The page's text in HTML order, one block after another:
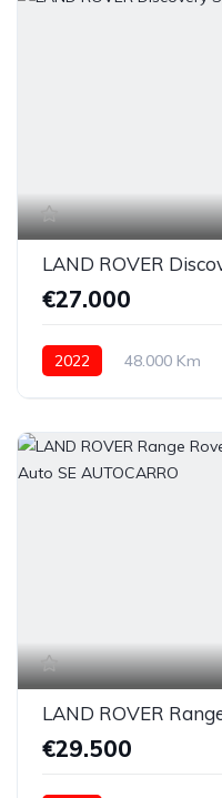
€27.000
2022 48.000 Km
€29.500